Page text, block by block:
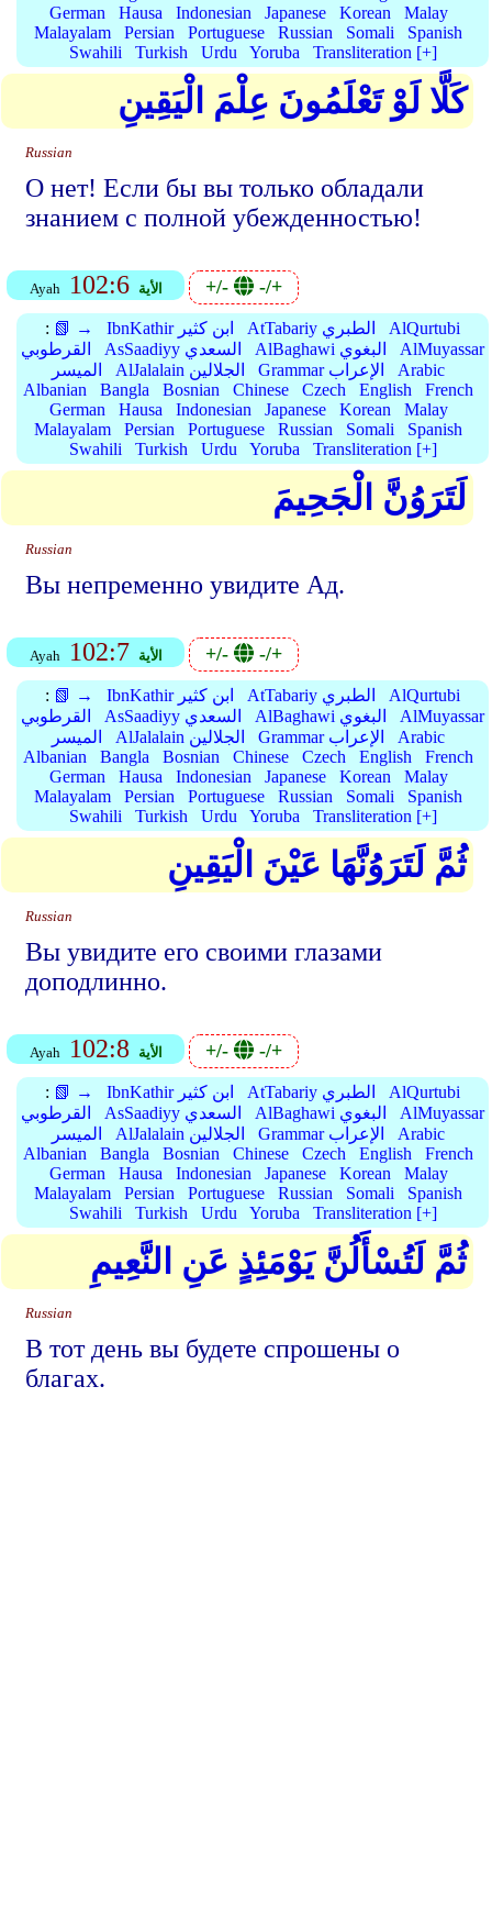
German
Hausa Indonesian Japanese Korean
Malay
Malayalam
Persian Portuguese Russian Somali
Spanish
Swahili
Turkish Urdu Yoruba Transliteration [+]
كَلَّا لَوْ تَعْلَمُونَ عِلْمَ الْيَقِينِ
Russian
О нет! Если бы вы только обладали
знанием с полной убежденностью!
Ayah 102:6 الأية +/- -/+
: 📗 → IbnKathir ابن كثير AtTabariy الطبري
AlQurtubi
القرطوبي
AsSaadiyy السعدي AlBaghawi البغوي
AlMuyassar
الميسر
AlJalalain الجلالين Grammar الإعراب
Arabic
Albanian
Bangla Bosnian Chinese Czech English
French
German
Hausa Indonesian Japanese Korean
Malay
Malayalam
Persian Portuguese Russian Somali
Spanish
Swahili
Turkish Urdu Yoruba Transliteration [+]
لَتَرَوُنَّ الْجَحِيمَ
Russian
Вы непременно увидите Ад.
Ayah 102:7 الأية +/- -/+
: 📗 → IbnKathir ابن كثير AtTabariy الطبري
AlQurtubi
القرطوبي
AsSaadiyy السعدي AlBaghawi البغوي
AlMuyassar
الميسر
AlJalalain الجلالين Grammar الإعراب
Arabic
Albanian
Bangla Bosnian Chinese Czech English
French
German
Hausa Indonesian Japanese Korean
Malay
Malayalam
Persian Portuguese Russian Somali
Spanish
Swahili
Turkish Urdu Yoruba Transliteration [+]
ثُمَّ لَتَرَوُنَّهَا عَيْنَ الْيَقِينِ
Russian
Вы увидите его своими глазами
доподлинно.
Ayah 102:8 الأية +/- -/+
: 📗 → IbnKathir ابن كثير AtTabariy الطبري
AlQurtubi
القرطوبي
AsSaadiyy السعدي AlBaghawi البغوي
AlMuyassar
الميسر
AlJalalain الجلالين Grammar الإعراب
Arabic
Albanian
Bangla Bosnian Chinese Czech English
French
German
Hausa Indonesian Japanese Korean
Malay
Malayalam
Persian Portuguese Russian Somali
Spanish
Swahili
Turkish Urdu Yoruba Transliteration [+]
ثُمَّ لَتُسْأَلُنَّ يَوْمَئِذٍ عَنِ النَّعِيمِ
Russian
В тот день вы будете спрошены о
благах.